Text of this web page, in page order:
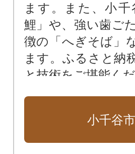
ます。また、小
鯉」や、強い歯ご
徴の「へぎそば」
ます。ふるさと納
と技術をご堪能くだ
小千谷